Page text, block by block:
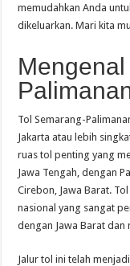
memudahkan Anda
dikeluarkan. Mari kita
Tol Semarang-
Jakarta atau lebih
ruas tol penting yang
Jawa Tengah, dengan
Cirebon, Jawa Barat.
nasional yang sangat
dengan Jawa Barat
Jalur tol ini telah